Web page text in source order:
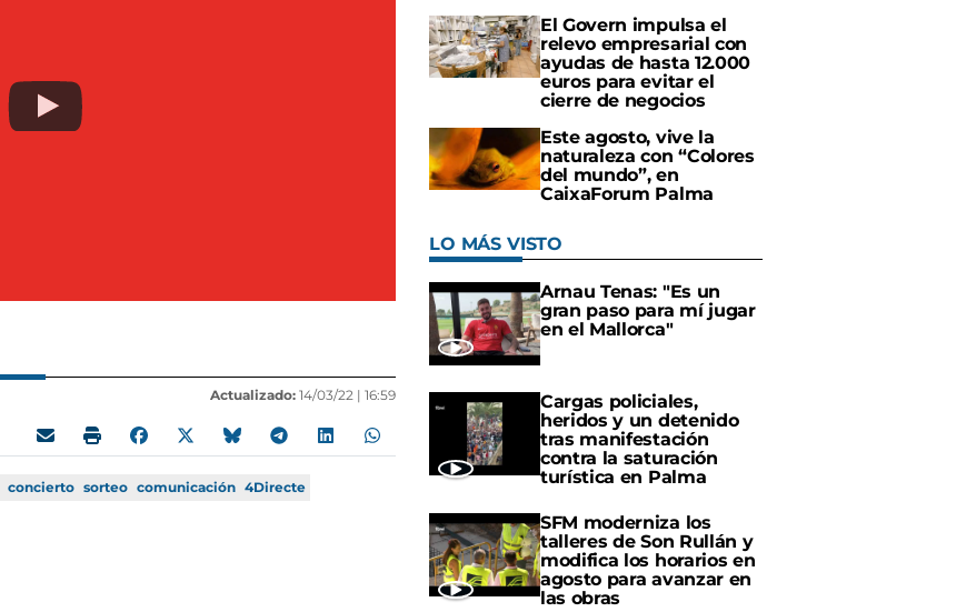
Actualizado: 14/03/22 | 16:59
concierto sorteo comunicación 4Directe
El Govern impulsa el
relevo empresarial con
ayudas de hasta 12.000
euros para evitar el
cierre de negocios
Este agosto, vive la
naturaleza con “Colores
del mundo”, en
CaixaForum Palma
LO MÁS VISTO
Arnau Tenas: "Es un
gran paso para mí jugar
en el Mallorca"
Cargas policiales,
heridos y un detenido
tras manifestación
contra la saturación
turística en Palma
SFM moderniza los
talleres de Son Rullán y
modifica los horarios en
agosto para avanzar en
las obras